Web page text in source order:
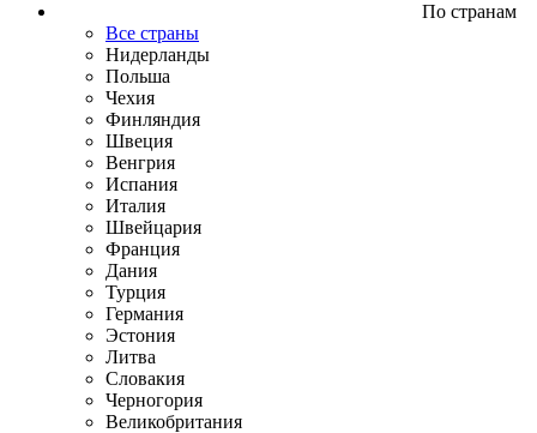
По странам
Все страны
Нидерланды
Польша
Чехия
Финляндия
Швеция
Венгрия
Испания
Италия
Швейцария
Франция
Дания
Турция
Германия
Эстония
Литва
Словакия
Черногория
Великобритания